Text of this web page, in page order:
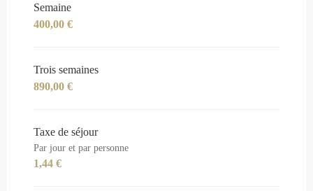
Semaine
400,00 €
Trois semaines
890,00 €
Taxe de séjour
Par jour et par personne
1,44 €